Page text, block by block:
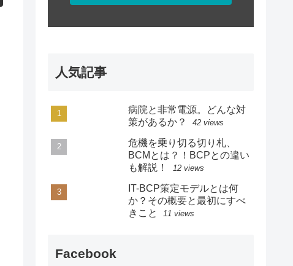
人気記事
病院と非常電源。どんな対
策があるか？
42 views
危機を乗り切る切り札、
BCMとは？！BCPとの違い
も解説！
12 views
IT-BCP策定モデルとは何
か？その概要と最初にすべ
きこと
11 views
Facebook